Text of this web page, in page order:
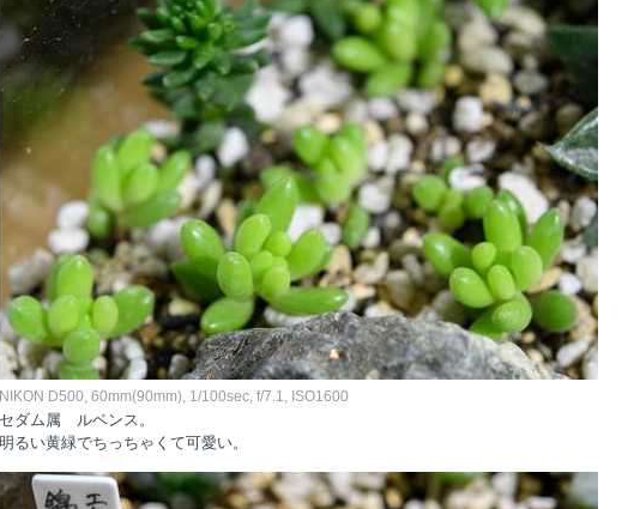
NIKON D500, 60mm(90mm), 1/100sec, f/7.1, ISO1600
セダム属 ルベンス。
明るい黄緑でちっちゃくて可愛い。